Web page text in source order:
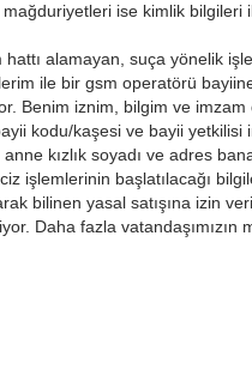
ise kimlik bilgileri
hattı alamayan, suça yönelik
ile bir gsm operatörü
Benim iznim, bilgim ve
kodu/kaşesi ve bayii
anne kızlık soyadı ve adres
işlemlerinin başlatılacağı
bilinen yasal satışına izin
Daha fazla
mal olmuş ismi İbrahim Tatlıses,